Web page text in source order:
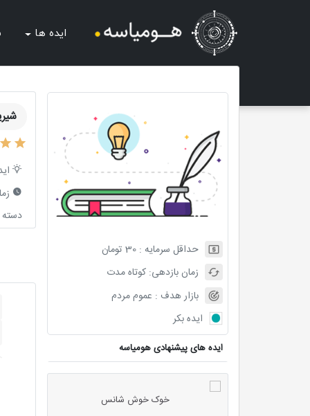
ایده ها
حداقل سرمایه :30 تومان
زمان بازدهی:کوتاه مدت
بازار هدف : عموم مردم
ایده بکر
ایده های پیشنهادی هومیاسه
خوک خوش شانس